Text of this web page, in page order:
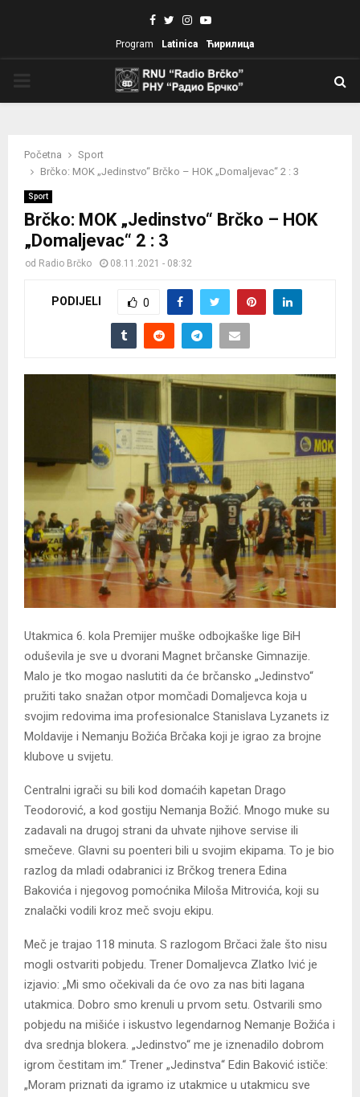
Facebook
TwitterInstagram
Youtube
Program Latinica Ћирилица
Početna
Sport
Brčko: MOK „Jedinstvo“ Brčko – HOK „Domaljevac“ 2 : 3
Sport
Brčko: MOK „Jedinstvo“ Brčko – HOK
„Domaljevac“ 2 : 3
od Radio Brčko 08.11.2021 - 08:32
PODIJELI 0
Utakmica 6. kola Premijer muške odbojkaške lige BiH
oduševila je sve u dvorani Magnet brčanske Gimnazije.
Malo je tko mogao naslutiti da će brčansko „Jedinstvo“
pružiti tako snažan otpor momčadi Domaljevca koja u
svojim redovima ima profesionalce Stanislava Lyzanets iz
Moldavije i Nemanju Božića Brčaka koji je igrao za brojne
klubove u svijetu.
Centralni igrači su bili kod domaćih kapetan Drago
Teodorović, a kod gostiju Nemanja Božić. Mnogo muke su
zadavali na drugoj strani da uhvate njihove servise ili
smečeve. Glavni su poenteri bili u svojim ekipama. To je bio
razlog da mladi odabranici iz Brčkog trenera Edina
Bakovića i njegovog pomoćnika Miloša Mitrovića, koji su
znalački vodili kroz meč svoju ekipu.
Meč je trajao 118 minuta. S razlogom Brčaci žale što nisu
mogli ostvariti pobjedu. Trener Domaljevca Zlatko Ivić je
izjavio: „Mi smo očekivali da će ovo za nas biti lagana
utakmica. Dobro smo krenuli u prvom setu. Ostvarili smo
pobjedu na mišiće i iskustvo legendarnog Nemanje Božića i
dva srednja blokera. „Jedinstvo“ me je iznenadilo dobrom
igrom čestitam im.“ Trener „Jedinstva“ Edin Baković ističe:
„Moram priznati da igramo iz utakmice u utakmicu sve